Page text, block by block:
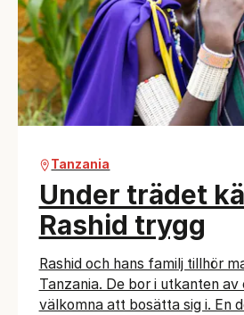
Tanzania
Under trädet
Rashid trygg
Rashid och hans familj tillhör
Tanzania. De bor i utkanten av
välkomna att bosätta sig i. En